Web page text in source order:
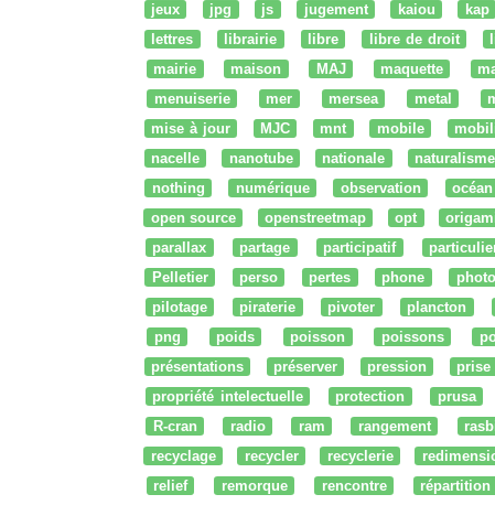
jeux
jpg js jugement kaiou kap
lettres
librairie libre libre de droit
mairie
maison MAJ maquette
menuiserie
mer mersea metal
mise à jour
MJC mnt mobile
nacelle
nanotube nationale naturalisme
nothing
numérique observation océan
open source
openstreetmap opt
parallax
partage participatif
Pelletier
perso pertes phone photo
pilotage
piraterie pivoter plancton
png
poids poisson poissons
présentations
préserver pression prise
propriété intelectuelle
protection prusa
R-cran
radio ram rangement
recyclage
recycler recyclerie
relief
remorque rencontre répartition